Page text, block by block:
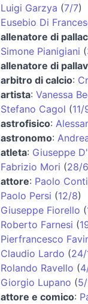
Luigi Garzya (7/7)
Eusebio Di
allenatore di
Simone Pianigiani (
allenatore di
arbitro di calcio:
artista: Vanessa
Stefano Cagol (11/
astrofisico:
astronomo:
atleta: Giuseppe
Fabrizio Mori (28/6
attore: Paolo
Paolo Persi (12/8)
Giuseppe Fiorello (
Roberto Farnesi (
Pierfrancesco
Claudio Lardo (24/
Rolando Ravello (
Giorgio Lupano (
attore e comico: